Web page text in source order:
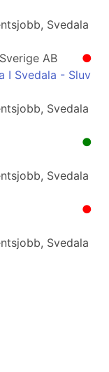
Svedala
●
AB
I Svedala - Sluv
Svedala
●
Svedala
●
Svedala